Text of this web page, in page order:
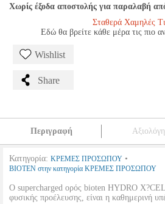
Χωρίς έξοδα αποστολής για παραλαβή
Σταθερά Χαμηλές
Εδώ θα βρείτε κάθε μέρα τις πιο
Wishlist
Share
Περιγραφή
Κατηγορία: ΚΡΕΜΕΣ ΠΡΟΣΩΠΟΥ •
BIOTEN στην κατηγορία ΚΡΕΜΕΣ ΠΡΟΣΩΠΟΥ
Ο supercharged ορός bioten HYDRO
φυσικής προέλευσης, είναι η καθημερινή